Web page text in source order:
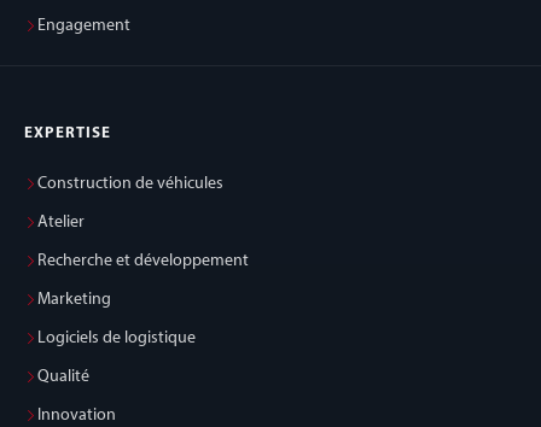
Engagement
EXPERTISE
Construction de véhicules
Atelier
Recherche et développement
Marketing
Logiciels de logistique
Qualité
Innovation